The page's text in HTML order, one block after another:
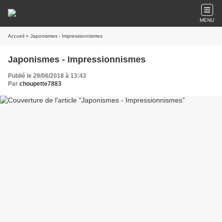
MENU
Accueil » Japonismes - Impressionnismes
Japonismes - Impressionnismes
Publié le 29/06/2018 à 13:43
Par choupette7883